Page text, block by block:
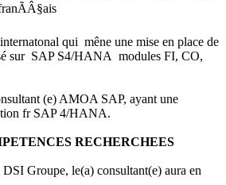
qui mêne une mise en place de
sur SAP S4/HANA modules FI, CO,
(e) AMOA SAP, ayant une
fr SAP 4/HANA.
RECHERCHEES
Groupe, le(a) consultant(e) aura en